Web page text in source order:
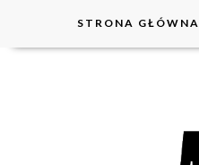
STRONA GŁÓWNA